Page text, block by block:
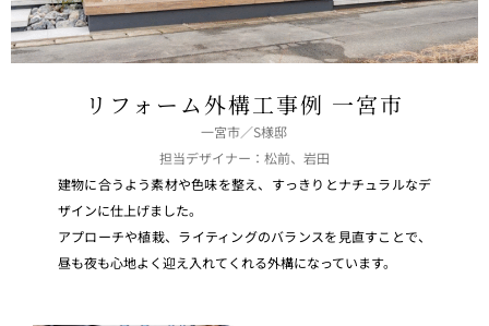
リフォーム外構工事例 一宮市
一宮市／S様邸
担当デザイナー：松前、岩田
建物に合うよう素材や色味を整え、すっきりとナチュラルなデ
ザインに仕上げました。
アプローチや植栽、ライティングのバランスを見直すことで、
昼も夜も心地よく迎え入れてくれる外構になっています。